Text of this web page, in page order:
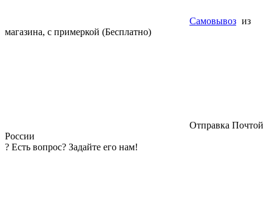
Самовывоз из
магазина, с примеркой (Бесплатно)
Отправка Почтой
России
? Есть вопрос? Задайте его нам!